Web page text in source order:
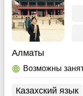
Алматы
Возможны
Казахский язык